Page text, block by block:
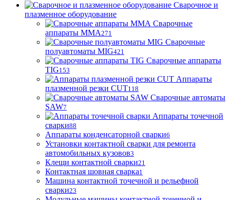
Сварочное и
плазменное оборудование
Сварочные
аппараты MMA271
Сварочные
полуавтоматы MIG421
Сварочные аппараты
TIG153
Аппараты
плазменной резки CUT118
Сварочные автоматы
SAW7
Аппараты точечной
сварки88
Аппараты конденсаторной сварки6
Установки контактной сварки для ремонта
автомобильных кузовов3
Клещи контактной сварки21
Контактная шовная сварка1
Машина контактной точечной и рельефной
сварки23